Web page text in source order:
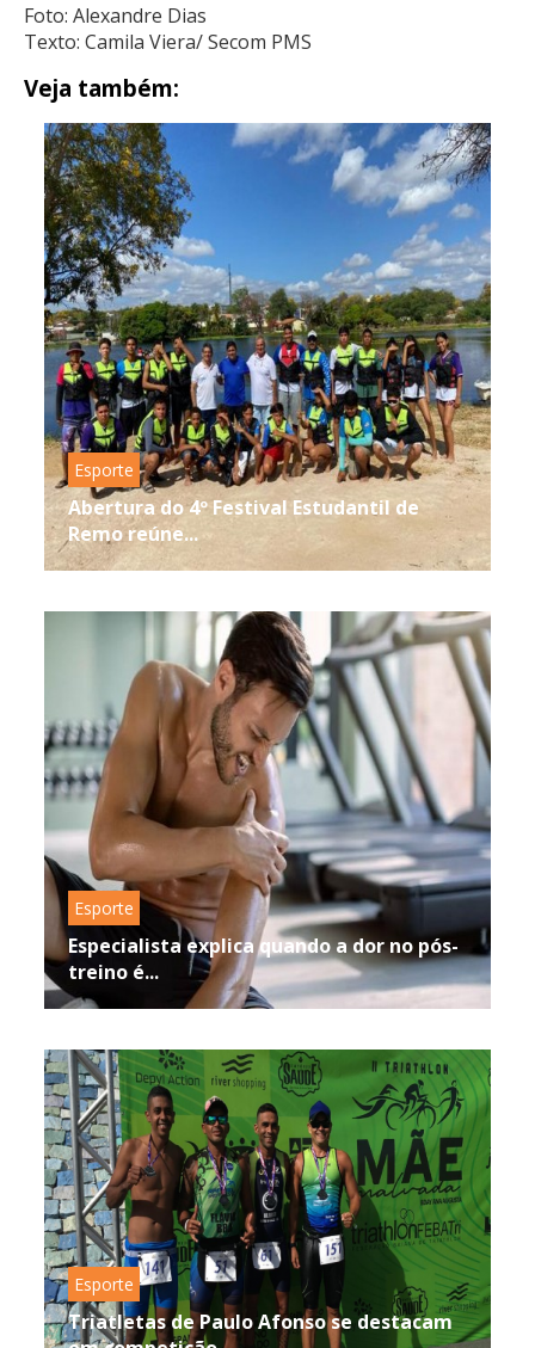
Foto: Alexandre Dias
Texto: Camila Viera/ Secom PMS
Veja também:
Esporte
Abertura do 4º Festival Estudantil de
Remo reúne...
Esporte
Especialista explica quando a dor no pós-
treino é...
Esporte
Triatletas de Paulo Afonso se destacam